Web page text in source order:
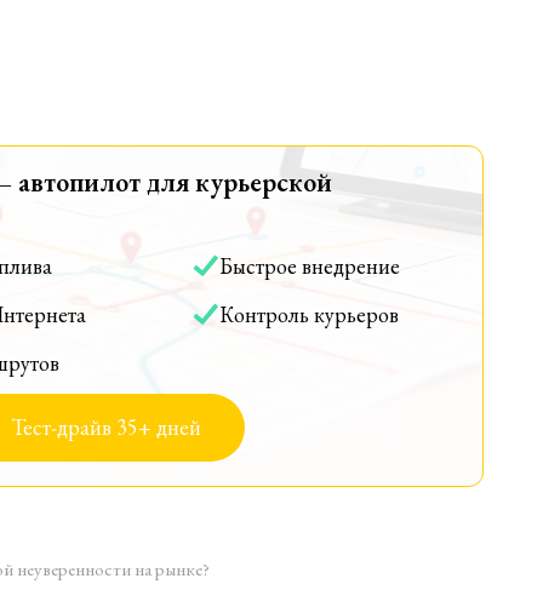
для курьерской
Быстрое внедрение
Контроль курьеров
Тест-драйв 35+ дней
неуверенности на рынке?